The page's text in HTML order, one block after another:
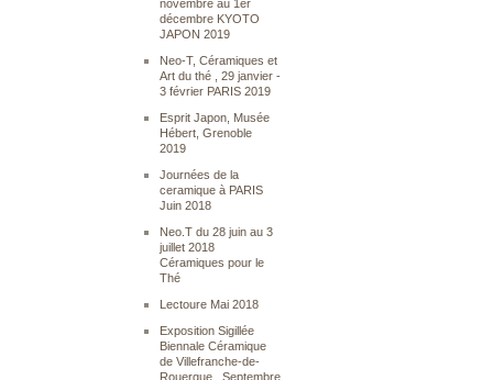
novembre au 1er
décembre KYOTO
JAPON 2019
Neo-T, Céramiques et
Art du thé , 29 janvier -
3 février PARIS 2019
Esprit Japon, Musée
Hébert, Grenoble
2019
Journées de la
ceramique à PARIS
Juin 2018
Neo.T du 28 juin au 3
juillet 2018
Céramiques pour le
Thé
Lectoure Mai 2018
Exposition Sigillée
Biennale Céramique
de Villefranche-de-
Rouergue , Septembre